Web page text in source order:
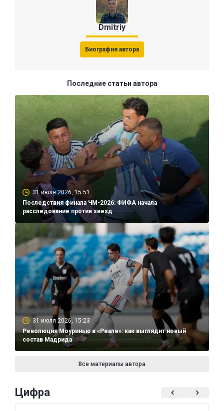
Dmitriy
Биография автора
Последние статьи автора
31 июля 2026, 15:51
Последствия финала ЧМ-2026: ФИФА начала
расследование против звезд
31 июля 2026, 15:23
Революция Моуринью в «Реале»: как выглядит новый
состав Мадрида
Все материалы автора
Цифра